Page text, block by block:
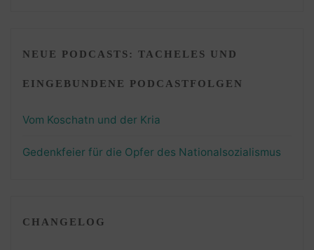
NEUE PODCASTS: TACHELES UND
EINGEBUNDENE PODCASTFOLGEN
Vom Koschatn und der Kria
Gedenkfeier für die Opfer des Nationalsozialismus
CHANGELOG